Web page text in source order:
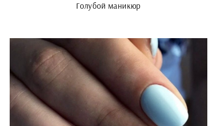
Голубой маникюр